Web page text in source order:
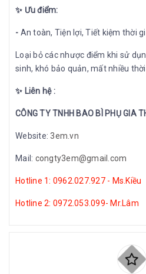
✨ Ưu điểm:
- An toàn, Tiện lợi, Tiết kiệm thời
Loại bỏ các nhược điểm khi sử
sinh, khó bảo quản, mất nhiều
✨ Liên hệ :
CÔNG TY TNHH BAO BÌ PHỤ GIA
Website:3em.vn
Mail: congty3em@gmail.com
Hotline 1: 0962.027.927 - Ms.Kiều
Hotline 2: 0972.053.099- Mr.Lâm